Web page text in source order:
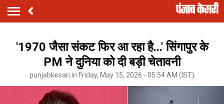
'1970 जैसा संकट फिर आ रहा है...' सिंगापुर के
PM ने दुनिया को दी बड़ी चेतावनी
punjabkesari.in Friday, May 15, 2026 - 05:54 AM (IST)